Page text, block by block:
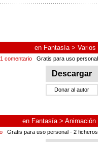
en Fantasía> Varios
1 comentario Gratis para uso personal
Descargar
Donar al autor
en Fantasía> Animación
Gratis para uso personal - 2 ficheros